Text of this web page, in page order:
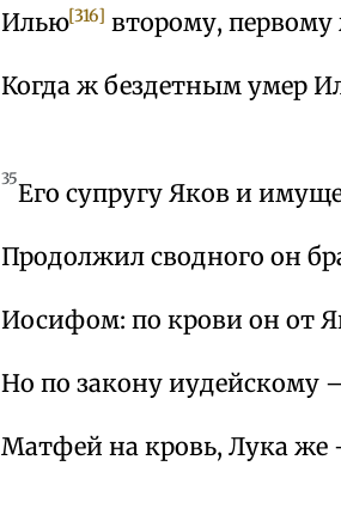
Илью[316] второму,
Когда ж бездетным умер
35Его супругу Яков и
Продолжил сводного он
Иосифом: по крови он от
Но по закону иудейскому
Матфей на кровь, Лука же